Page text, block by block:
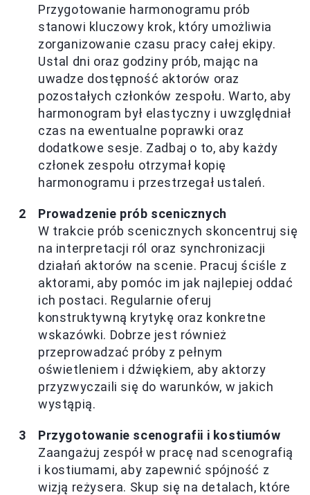
Przygotowanie harmonogramu prób
stanowi kluczowy krok, który umożliwia
zorganizowanie czasu pracy całej ekipy.
Ustal dni oraz godziny prób, mając na
uwadze dostępność aktorów oraz
pozostałych członków zespołu. Warto, aby
harmonogram był elastyczny i uwzględniał
czas na ewentualne poprawki oraz
dodatkowe sesje. Zadbaj o to, aby każdy
członek zespołu otrzymał kopię
harmonogramu i przestrzegał ustaleń.
Prowadzenie prób scenicznych
W trakcie prób scenicznych skoncentruj się
na interpretacji ról oraz synchronizacji
działań aktorów na scenie. Pracuj ściśle z
aktorami, aby pomóc im jak najlepiej oddać
ich postaci. Regularnie oferuj
konstruktywną krytykę oraz konkretne
wskazówki. Dobrze jest również
przeprowadzać próby z pełnym
oświetleniem i dźwiękiem, aby aktorzy
przyzwyczaili się do warunków, w jakich
wystąpią.
Przygotowanie scenografii i kostiumów
Zaangażuj zespół w pracę nad scenografią
i kostiumami, aby zapewnić spójność z
wizją reżysera. Skup się na detalach, które